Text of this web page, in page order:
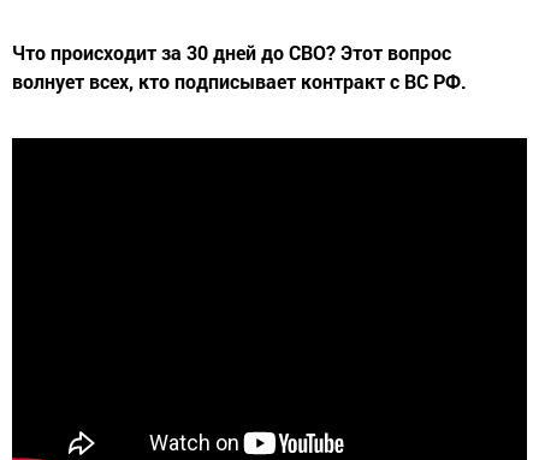
Что происходит за 30 дней до СВО? Этот вопрос
волнует всех, кто подписывает контракт с ВС РФ.